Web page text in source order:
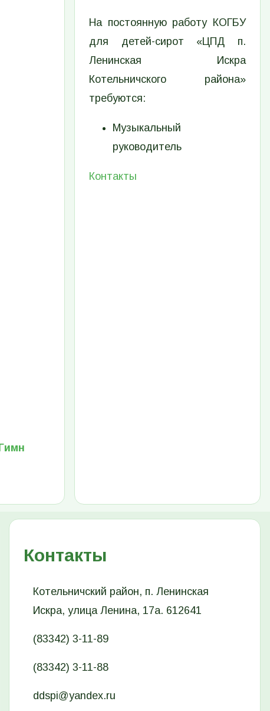
На постоянную работу КОГБУ
для детей-сирот «ЦПД п.
Ленинская Искра
Котельничского района»
требуются:
Музыкальный
руководитель
Контакты
Контакты
Котельничский район, п. Ленинская
Искра, улица Ленина, 17а. 612641
(83342) 3-11-89
(83342) 3-11-88
ddspi@yandex.ru